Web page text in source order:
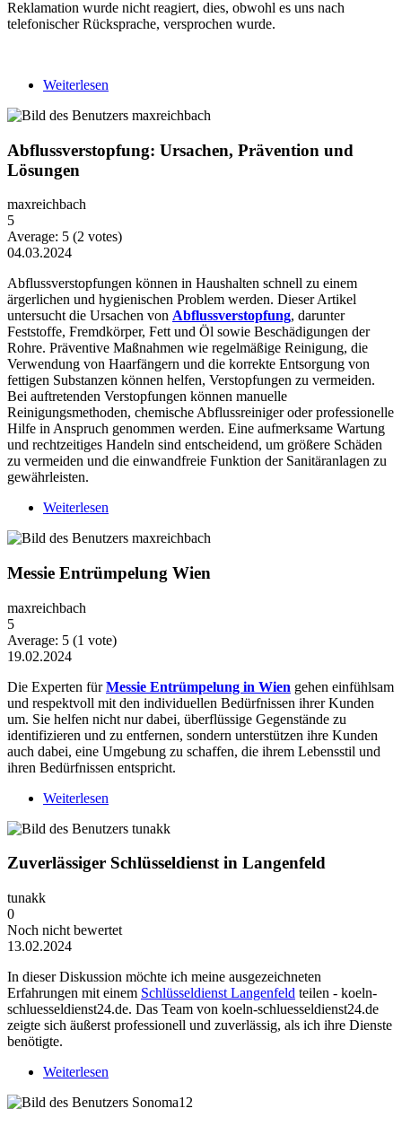
Reklamation wurde nicht reagiert, dies, obwohl es uns nach
telefonischer Rücksprache, versprochen wurde.
Weiterlesen
Abflussverstopfung: Ursachen, Prävention und
Lösungen
maxreichbach
5
Average: 5 (2 votes)
04.03.2024
Abflussverstopfungen können in Haushalten schnell zu einem
ärgerlichen und hygienischen Problem werden. Dieser Artikel
untersucht die Ursachen von Abflussverstopfung, darunter
Feststoffe, Fremdkörper, Fett und Öl sowie Beschädigungen der
Rohre. Präventive Maßnahmen wie regelmäßige Reinigung, die
Verwendung von Haarfängern und die korrekte Entsorgung von
fettigen Substanzen können helfen, Verstopfungen zu vermeiden.
Bei auftretenden Verstopfungen können manuelle
Reinigungsmethoden, chemische Abflussreiniger oder professionelle
Hilfe in Anspruch genommen werden. Eine aufmerksame Wartung
und rechtzeitiges Handeln sind entscheidend, um größere Schäden
zu vermeiden und die einwandfreie Funktion der Sanitäranlagen zu
gewährleisten.
Weiterlesen
Messie Entrümpelung Wien
maxreichbach
5
Average: 5 (1 vote)
19.02.2024
Die Experten fürMessie Entrümpelung in Wien gehen einfühlsam
und respektvoll mit den individuellen Bedürfnissen ihrer Kunden
um. Sie helfen nicht nur dabei, überflüssige Gegenstände zu
identifizieren und zu entfernen, sondern unterstützen ihre Kunden
auch dabei, eine Umgebung zu schaffen, die ihrem Lebensstil und
ihren Bedürfnissen entspricht.
Weiterlesen
Zuverlässiger Schlüsseldienst in Langenfeld
tunakk
0
Noch nicht bewertet
13.02.2024
In dieser Diskussion möchte ich meine ausgezeichneten
Erfahrungen mit einem Schlüsseldienst Langenfeld teilen - koeln-
schluesseldienst24.de. Das Team von koeln-schluesseldienst24.de
zeigte sich äußerst professionell und zuverlässig, als ich ihre Dienste
benötigte.
Weiterlesen